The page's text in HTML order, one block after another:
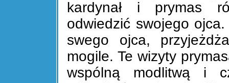
kardynał i prymas
odwiedzić swojego
swego ojca,
mogile. Te wizyty
wspólną modlitwą i